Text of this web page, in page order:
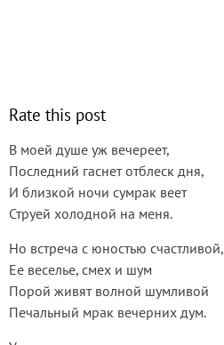
Rate this post
В моей душе уж вечереет,
Последний гаснет отблеск дня,
И близкой ночи сумрак веет
Струей холодной на меня.
Но встреча с юностью счастливой,
Ее веселье, смех и шум
Порой живят волной шумливой
Печальный мрак вечерних дум.